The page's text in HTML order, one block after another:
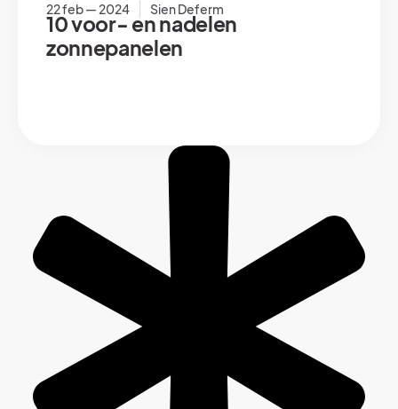
22 feb — 2024 Sien Deferm
10 voor- en nadelen
zonnepanelen